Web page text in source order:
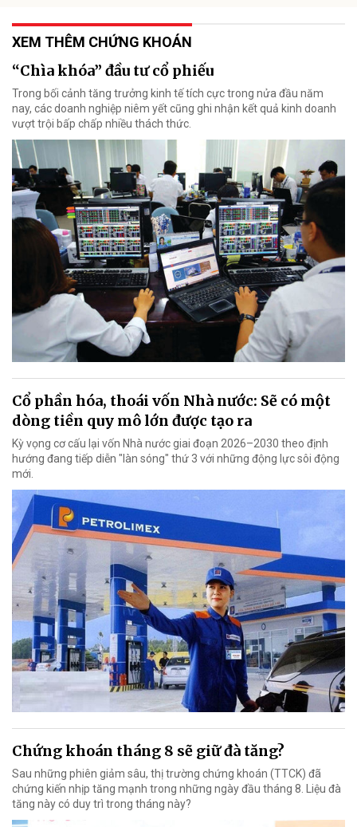
XEM THÊM CHỨNG KHOÁN
“Chìa khóa” đầu tư cổ phiếu
Trong bối cảnh tăng trưởng kinh tế tích cực trong nửa đầu năm
nay, các doanh nghiệp niêm yết cũng ghi nhận kết quả kinh doanh
vượt trội bấp chấp nhiều thách thức.
Cổ phần hóa, thoái vốn Nhà nước: Sẽ có một
dòng tiền quy mô lớn được tạo ra
Kỳ vọng cơ cấu lại vốn Nhà nước giai đoạn 2026–2030 theo định
hướng đang tiếp diễn "làn sóng" thứ 3 với những động lực sôi động
mới.
Chứng khoán tháng 8 sẽ giữ đà tăng?
Sau những phiên giảm sâu, thị trường chứng khoán (TTCK) đã
chứng kiến nhịp tăng mạnh trong những ngày đầu tháng 8. Liệu đà
tăng này có duy trì trong tháng này?